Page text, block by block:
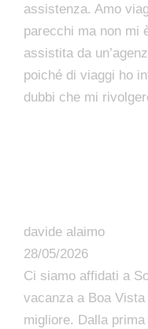
assistenza. Amo
parecchi ma non mi
assistita da
poiché di viaggi ho
dubbi che mi
davide alaimo
28/05/2026
Ci siamo affidati a
vacanza a Boa
migliore. Dalla